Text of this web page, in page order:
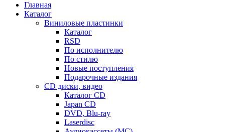
Главная
Каталог
Виниловые пластинки
Каталог
RSD
По исполнителю
По стилю
Новые поступления
Подарочные издания
CD диски, видео
Каталог CD
Japan CD
DVD, Blu-ray
Laserdisc